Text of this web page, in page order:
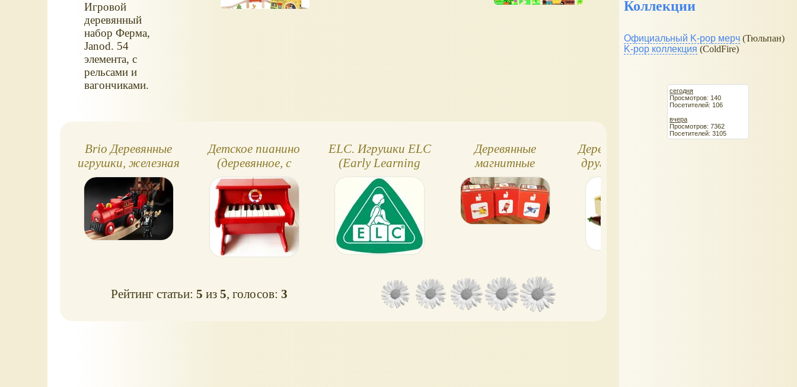
Игровой
деревянный
набор Ферма,
Janod. 54
элемента, с
рельсами и
вагончиками.
Brio Деревянные
игрушки, железная
дорога
Детское пианино
(деревянное, с
клавишами)
ELC. Игрушки ELC
(Early Learning
Centre)
Деревянные
магнитные
конструкторы:
ракета и другие
Деревянные пазлы и
другие деревянные
игрушки от BigJigs
Рейтинг статьи:5 из5, голосов:3
Коллекции
Официальный K-pop мерч (Тюльпан)
K-pop коллекция (ColdFire)
сегодня
Просмотров: 140
Посетителей: 106
вчера
Просмотров: 7362
Посетителей: 3105